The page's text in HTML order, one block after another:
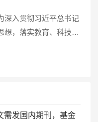
深入贯彻习近平总书记
想，落实教育、科技、
然科学基金委继续试点
研究项目（博士研究
需发国内期刊，基金